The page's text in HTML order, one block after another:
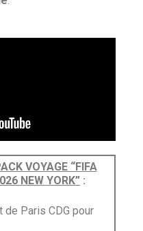
VOYAGE “FIFA
NEW YORK” :
de Paris CDG pour